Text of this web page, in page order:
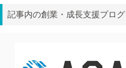
記事内の創業・成長支援プロ